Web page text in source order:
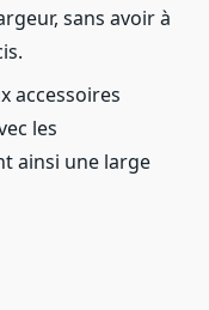
sans avoir à
accessoires
les
ainsi une large